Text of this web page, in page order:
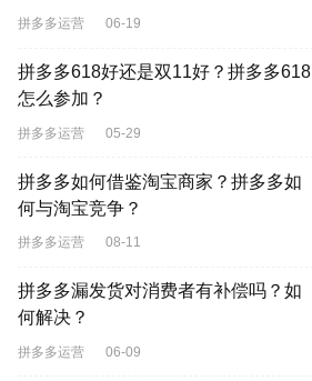
拼多多运营 06-19
拼多多618好还是双11好？拼多多618
怎么参加？
拼多多运营 05-29
拼多多如何借鉴淘宝商家？拼多多如
何与淘宝竞争？
拼多多运营 08-11
拼多多漏发货对消费者有补偿吗？如
何解决？
拼多多运营 06-09